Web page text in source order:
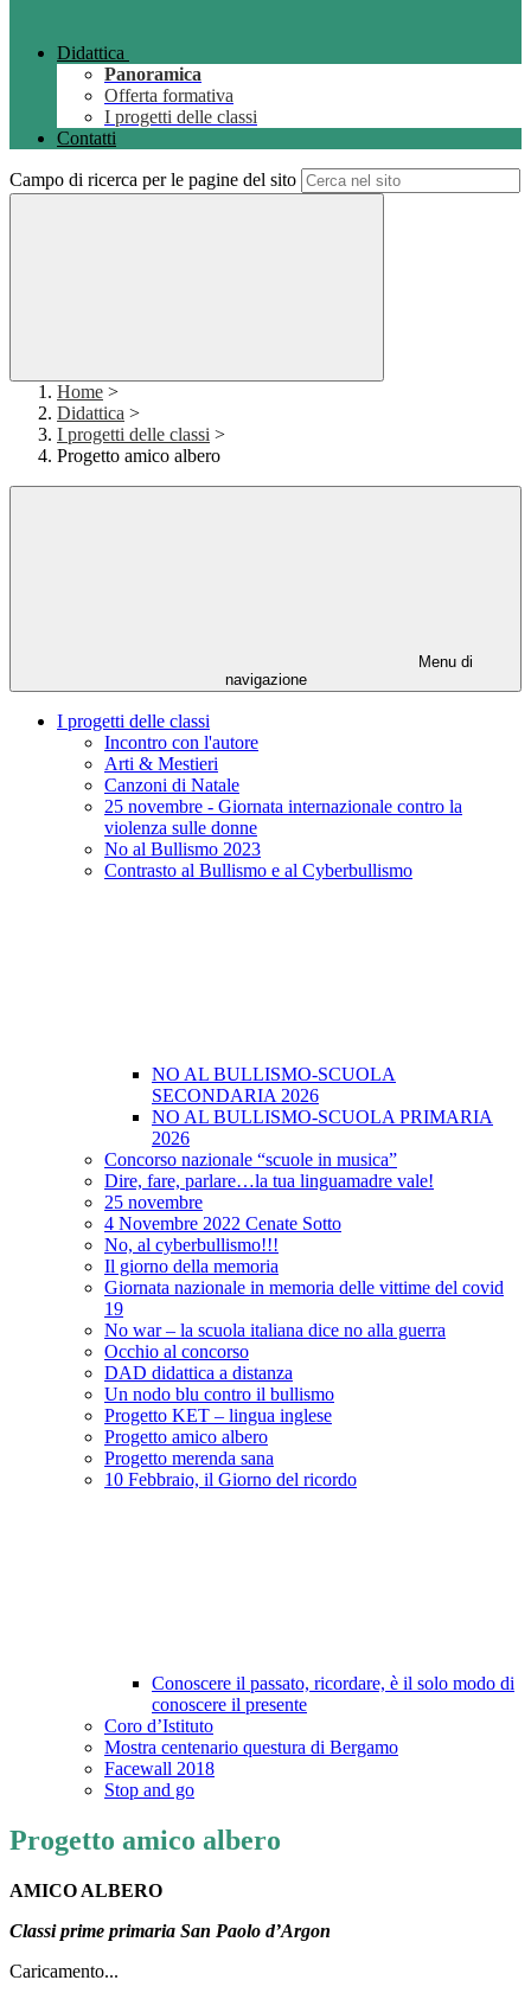
Didattica
Panoramica
Offerta formativa
I progetti delle classi
Contatti
Campo di ricerca per le pagine del sito
Home >
Didattica >
I progetti delle classi >
Progetto amico albero
Menu di
navigazione
I progetti delle classi
Incontro con l'autore
Arti & Mestieri
Canzoni di Natale
25 novembre - Giornata internazionale contro la
violenza sulle donne
No al Bullismo 2023
Contrasto al Bullismo e al Cyberbullismo
NO AL BULLISMO-SCUOLA
SECONDARIA 2026
NO AL BULLISMO-SCUOLA PRIMARIA
2026
Concorso nazionale “scuole in musica”
Dire, fare, parlare…la tua linguamadre vale!
25 novembre
4 Novembre 2022 Cenate Sotto
No, al cyberbullismo!!!
Il giorno della memoria
Giornata nazionale in memoria delle vittime del covid
19
No war – la scuola italiana dice no alla guerra
Occhio al concorso
DAD didattica a distanza
Un nodo blu contro il bullismo
Progetto KET – lingua inglese
Progetto amico albero
Progetto merenda sana
10 Febbraio, il Giorno del ricordo
Conoscere il passato, ricordare, è il solo modo di
conoscere il presente
Coro d’Istituto
Mostra centenario questura di Bergamo
Facewall 2018
Stop and go
Progetto amico albero
AMICO ALBERO
Classi prime primaria San Paolo d’Argon
Caricamento...